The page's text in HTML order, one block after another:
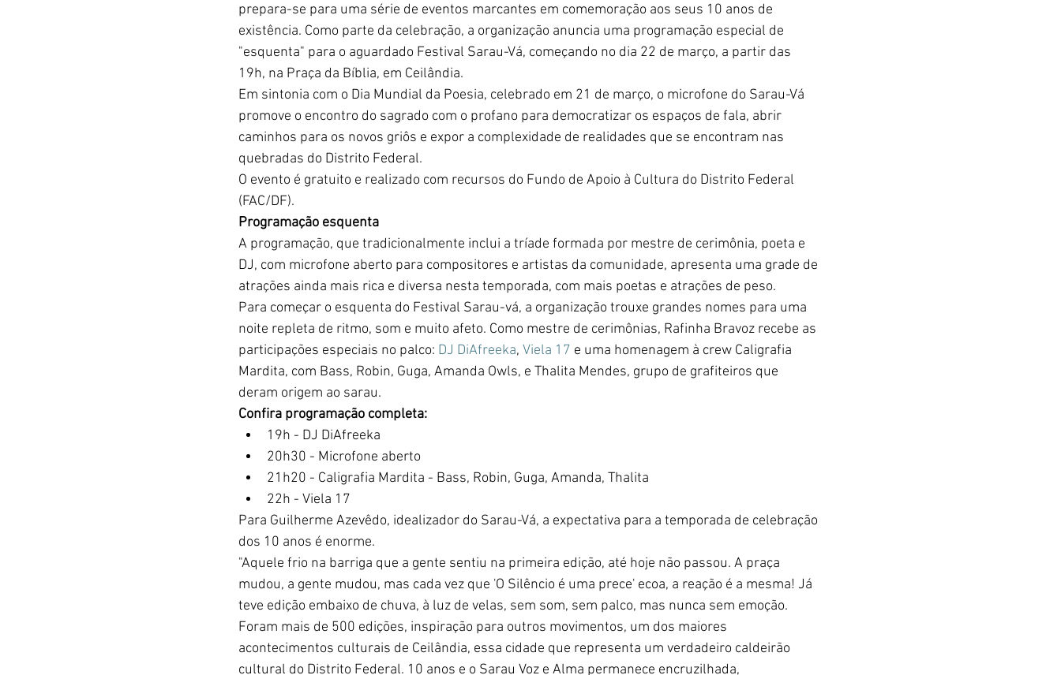
prepara-se para uma série de eventos marcantes em comemoração aos seus 10 anos de
existência. Como parte da celebração, a organização anuncia uma programação especial de
"esquenta" para o aguardado Festival Sarau-Vá, começando no dia 22 de março, a partir das
19h, na Praça da Bíblia, em Ceilândia.
Em sintonia com o Dia Mundial da Poesia, celebrado em 21 de março, o microfone do Sarau-Vá
promove o encontro do sagrado com o profano para democratizar os espaços de fala, abrir
caminhos para os novos griôs e expor a complexidade de realidades que se encontram nas
quebradas do Distrito Federal.
O evento é gratuito e realizado com recursos do Fundo de Apoio à Cultura do Distrito Federal
(FAC/DF).
Programação esquenta
A programação, que tradicionalmente inclui a tríade formada por mestre de cerimônia, poeta e
DJ, com microfone aberto para compositores e artistas da comunidade, apresenta uma grade de
atrações ainda mais rica e diversa nesta temporada, com mais poetas e atrações de peso.
Para começar o esquenta do Festival Sarau-vá, a organização trouxe grandes nomes para uma
noite repleta de ritmo, som e muito afeto. Como mestre de cerimônias, Rafinha Bravoz recebe as
participações especiais no palco: DJ DiAfreeka, Viela 17 e uma homenagem à crew Caligrafia
Mardita, com Bass, Robin, Guga, Amanda Owls, e Thalita Mendes, grupo de grafiteiros que
deram origem ao sarau.
Confira programação completa:
19h - DJ DiAfreeka
20h30 - Microfone aberto
21h20 - Caligrafia Mardita - Bass, Robin, Guga, Amanda, Thalita
22h - Viela 17
Para Guilherme Azevêdo, idealizador do Sarau-Vá, a expectativa para a temporada de celebração
dos 10 anos é enorme.
"Aquele frio na barriga que a gente sentiu na primeira edição, até hoje não passou. A praça
mudou, a gente mudou, mas cada vez que 'O Silêncio é uma prece' ecoa, a reação é a mesma! Já
teve edição embaixo de chuva, à luz de velas, sem som, sem palco, mas nunca sem emoção.
Foram mais de 500 edições, inspiração para outros movimentos, um dos maiores
acontecimentos culturais de Ceilândia, essa cidade que representa um verdadeiro caldeirão
cultural do Distrito Federal. 10 anos e o Sarau Voz e Alma permanece encruzilhada,